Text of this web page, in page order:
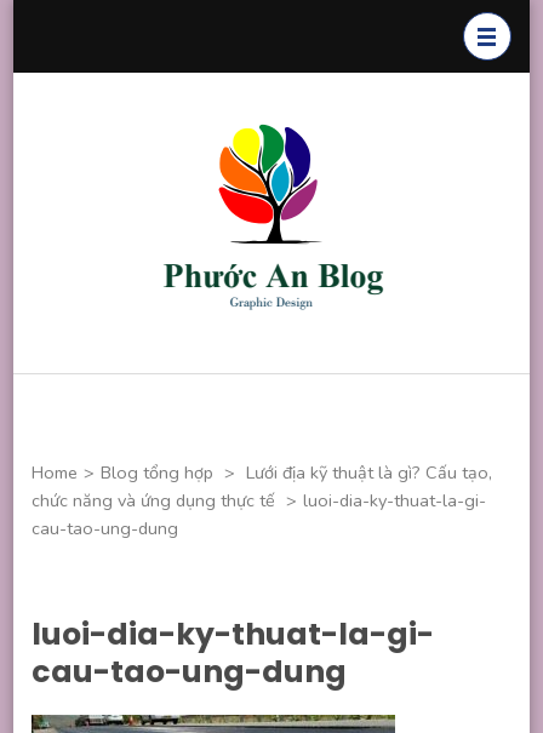
Home > Blog tổng hợp > Lưới địa kỹ thuật là gì? Cấu tạo,
chức năng và ứng dụng thực tế > luoi-dia-ky-thuat-la-gi-
cau-tao-ung-dung
luoi-dia-ky-thuat-la-gi-
cau-tao-ung-dung